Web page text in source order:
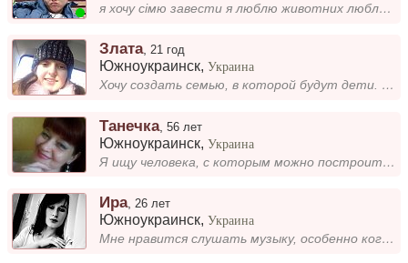
я хочу сімю завести я люблю животних люблю вишивати в'язати читати книги люблю палку люблю футбол люблю квіти ядом хазяй...
Злата, 21 год
Южноукраинск,Украина
Хочу создать семью, в которой будут дети. Очень люблю детей, мечтаю о малыше, за которым можно ухаживать и расти вместе....
Танечка,56 лет
Южноукраинск,Украина
Я ищу человека, с которым можно построить теплые и доверительные отношения. Мне важно, чтобы рядом был человек, с которы...
Ира, 26 лет
Южноукраинск,Украина
Мне нравится слушать музыку, особенно когда нужно расслабиться или настроиться на нужный лад. Иногда целыми днями слежу...